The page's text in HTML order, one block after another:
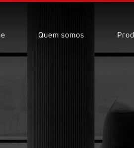
Quem somos